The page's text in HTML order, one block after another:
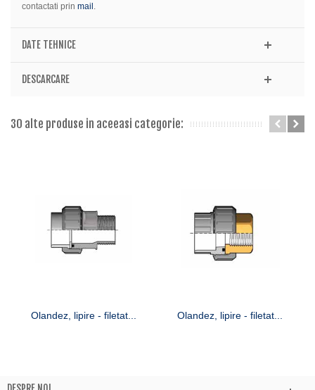
contactati prin mail
DATE TEHNICE
DESCARCARE
30 alte produse in aceeasi categorie:
Olandez, lipire - filetat... Olandez, lipire - filetat...